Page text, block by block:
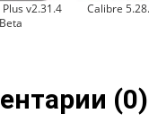
v2.31.4
Calibre
(0)